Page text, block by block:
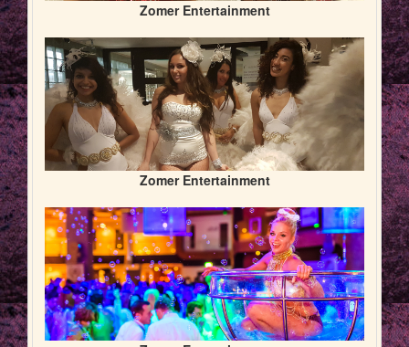
Zomer Entertainment
Zomer Entertainment